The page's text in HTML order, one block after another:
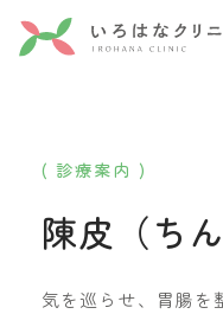
( 診療案内 )
陳皮（ちん
気を巡らせ、胃腸を